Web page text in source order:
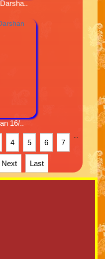
16/..
4 5 6 7
Next Last